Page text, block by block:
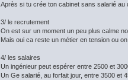
Après si tu crée ton cabinet sans salarié au
3/ le recrutement
On est sur un moment un peu plus calme
Mais oui ca reste un métier en tension ou
4/ les salaires
Un ingénieur peut espérer entre 2500 et
Un Ge salarié, au forfait jour, entre 3500 et